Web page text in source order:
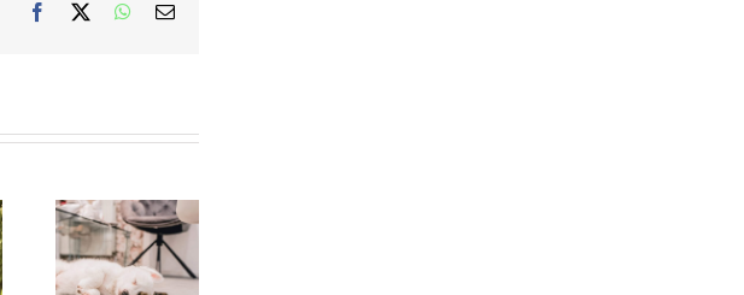
Facebook WhatsApp
E-